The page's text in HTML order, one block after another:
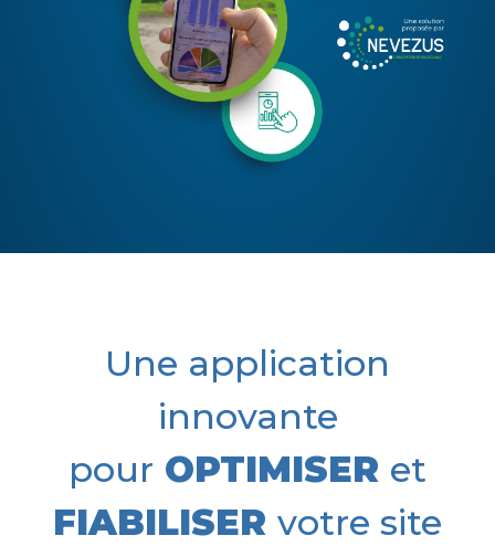
Une application
innovante
pour OPTIMISER et
FIABILISER votre site